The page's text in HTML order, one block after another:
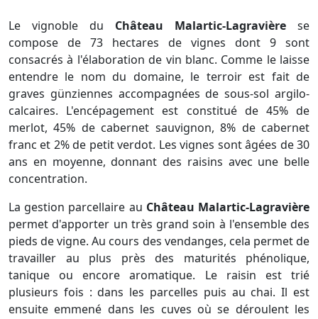
Le vignoble du Château Malartic-Lagravière se
compose de 73 hectares de vignes dont 9 sont
consacrés à l'élaboration de vin blanc. Comme le laisse
entendre le nom du domaine, le terroir est fait de
graves günziennes accompagnées de sous-sol argilo-
calcaires. L'encépagement est constitué de 45% de
merlot, 45% de cabernet sauvignon, 8% de cabernet
franc et 2% de petit verdot. Les vignes sont âgées de 30
ans en moyenne, donnant des raisins avec une belle
concentration.
La gestion parcellaire au Château Malartic-Lagravière
permet d'apporter un très grand soin à l'ensemble des
pieds de vigne. Au cours des vendanges, cela permet de
travailler au plus près des maturités phénolique,
tanique ou encore aromatique. Le raisin est trié
plusieurs fois : dans les parcelles puis au chai. Il est
ensuite emmené dans les cuves où se déroulent les